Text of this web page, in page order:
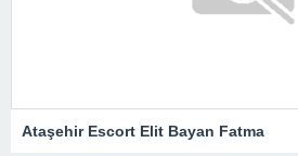
Ataşehir Escort Elit Bayan Fatma